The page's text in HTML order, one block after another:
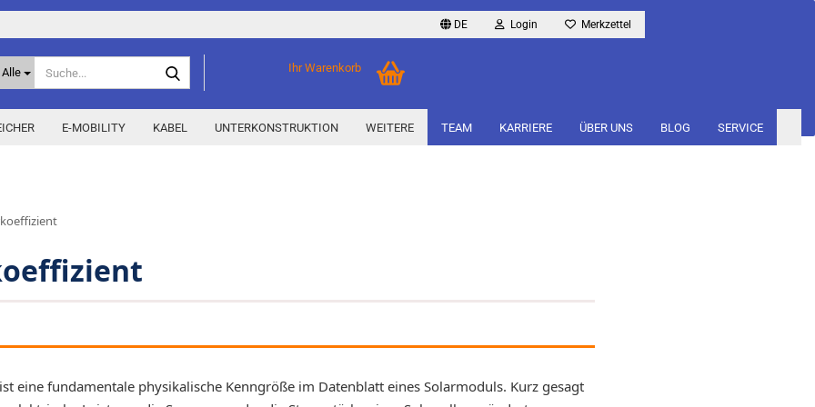
DE Login Merkzettel
Alle Ihr Warenkorb
Storage M
E-MOBILITY KABEL UNTERKONSTRUKTION TEAM KARRIERE ÜBER UNS BLOG SERVICE
WEITERE
Epax Deals
Neu / Coming soon
ist eine fundamentale physikalische Kenngröße im Datenblatt eines Solarmoduls. Kurz gesagt